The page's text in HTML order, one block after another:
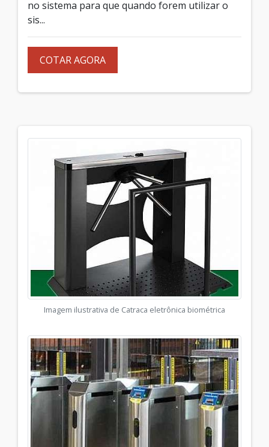
no sistema para que quando forem utilizar o
sis...
COTAR AGORA
Imagem ilustrativa de Catraca eletrônica biométrica